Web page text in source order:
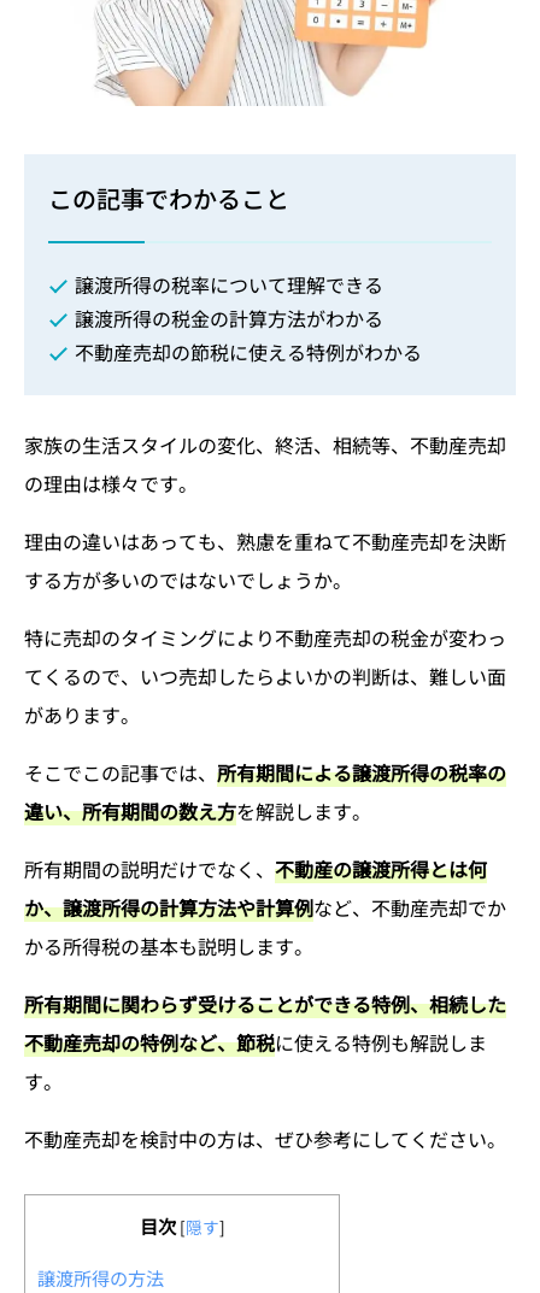
この記事でわかること
譲渡所得の税率について理解できる
譲渡所得の税金の計算方法がわかる
不動産売却の節税に使える特例がわかる
家族の生活スタイルの変化、終活、相続等、不動産売却
の理由は様々です。
理由の違いはあっても、熟慮を重ねて不動産売却を決断
する方が多いのではないでしょうか。
特に売却のタイミングにより不動産売却の税金が変わっ
てくるので、いつ売却したらよいかの判断は、難しい面
があります。
そこでこの記事では、 所有期間による譲渡所得の税率の
違い、所有期間の数え方を解説します。
所有期間の説明だけでなく、 不動産の譲渡所得とは何
か、譲渡所得の計算方法や計算例など、不動産売却でか
かる所得税の基本も説明します。
所有期間に関わらず受けることができる特例、相続した
不動産売却の特例など、節税に使える特例も解説しま
す。
不動産売却を検討中の方は、ぜひ参考にしてください。
目次 [隠す]
譲渡所得の方法